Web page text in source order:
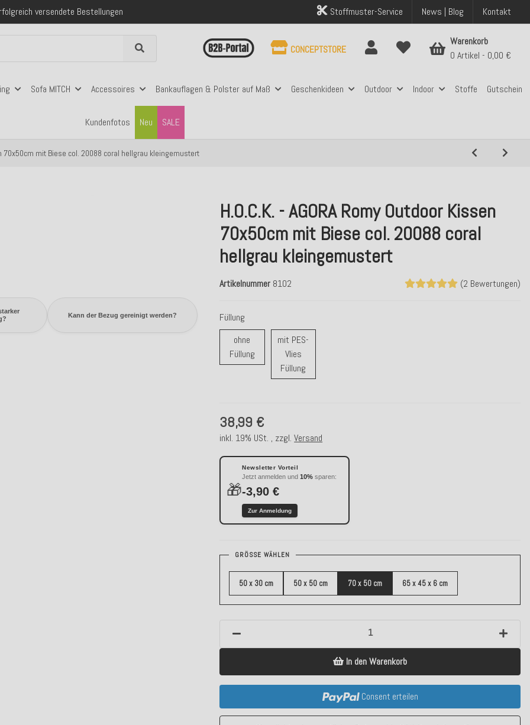
Klarna, PayPal & Amazon Pay
Deutschlands ab 99€ Bestellwert
Stoffmuster-Service News | Blog Kontakt
Sofa MITCH Accessoires Bankauflagen & Polster auf Maß Geschenkideen Outdoor Indoor Stoffe Gutschein
Kundenfotos SALE
Neu
CONCEPTSTORE
Warenkorb
0 Artikel
0,00 €
70x50cm mit Biese col. 20088 coral hellgrau kleingemustert
Kann der Bezug gereinigt werden?
H.O.C.K. - AGORA Romy Outdoor Kissen
70x50cm mit Biese col. 20088 coral
hellgrau kleingemustert
(2 Bewertungen)
Artikelnummer 8102
Füllung
ohne
Füllungohne Füllung
mit PES-
Vlies
Füllung
38,99 €
inkl. 19% USt. , zzgl.Versand
🎁
Newsletter Vorteil
Jetzt anmelden und10% sparen:
-3,90 €
Zur Anmeldung
GRÖSSE WÄHLEN
50 x 30 cm 50 x 50 cm 70 x 50 cm 65 x 45 x 6 cm
In den Warenkorb
Consent erteilen